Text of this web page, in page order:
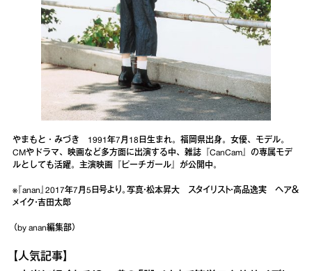
やまもと・みづき 1991年7月18日生まれ。福岡県出身。女優、モデル。
CMやドラマ、映画など多方面に出演する中、雑誌『CanCam』の専属モデ
ルとしても活躍。主演映画『ピーチガール』が公開中。
※『anan』2017年7月5日号より。写真・松本昇大 スタイリスト・高品逸実 ヘア＆
メイク・吉田太郎
（by anan編集部）
【人気記事】